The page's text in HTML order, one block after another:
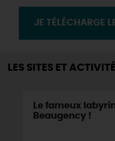
Une
Rendez-vous
Des sorties en
Où
JE TÉLÉCHARGE
LES SITES ET
Le fameux
Beaugency !